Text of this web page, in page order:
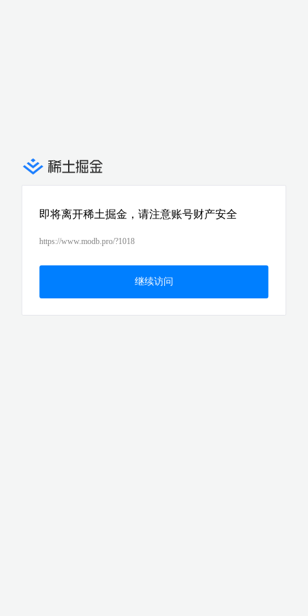
即将离开稀土掘金，请注意账号财产安全
https://www.modb.pro/?1018
继续访问